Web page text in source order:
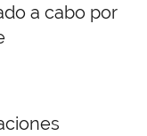
a cabo por